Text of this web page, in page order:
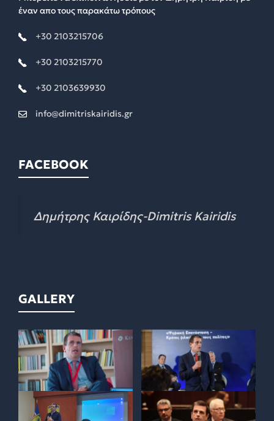
έναν απο τους παρακάτω τρόπους
+30 2103215706
+30 2103215770
+30 2103639930
info@dimitriskairidis.gr
FACEBOOK
Δημήτρης Καιρίδης-Dimitris Kairidis
GALLERY